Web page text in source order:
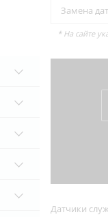
Замена
* На сайте
Датчики